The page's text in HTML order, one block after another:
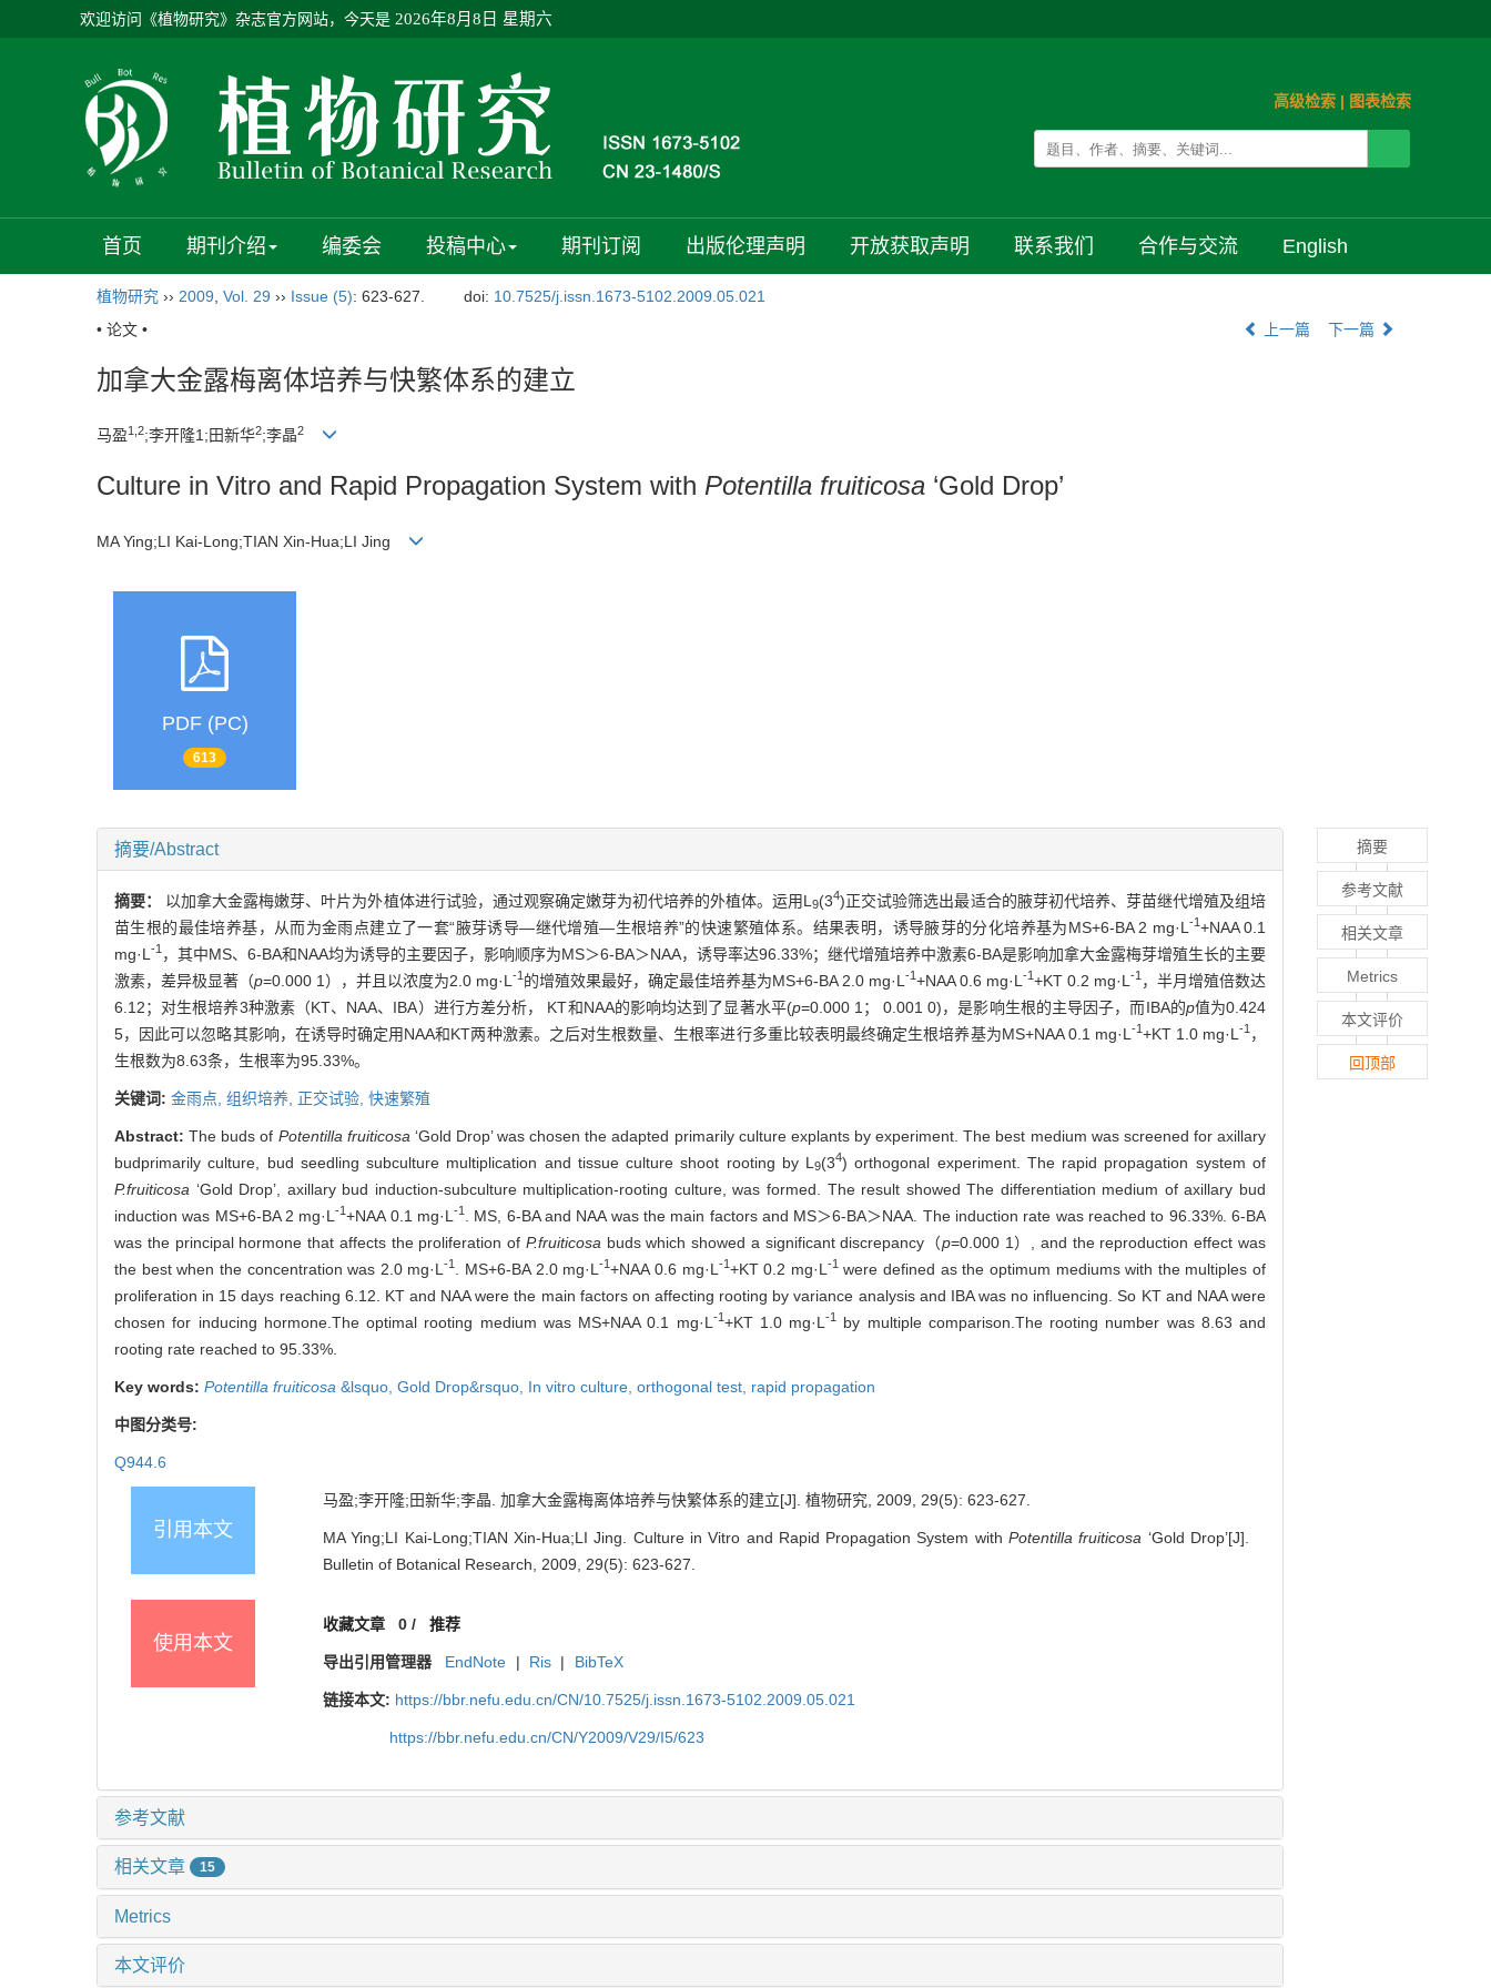
欢迎访问《植物研究》杂志官方网站，今天是 2026年8月8日 星期六
高级检索 | 图表检索
首页 期刊介绍 编委会 投稿中心 期刊订阅 出版伦理声明 开放获取声明 联系我们 合作与交流 English
植物研究 ›› 2009 Vol. 29 ›› Issue (5): 623-627. doi: 10.7525/j.issn.1673-5102.2009.05.021
• 论文 •
上一篇 下一篇
加拿大金露梅离体培养与快繁体系的建立
马盈1,2;李开隆1;田新华2;李晶2
Culture in Vitro and Rapid Propagation System with Potentilla fruiticosa ‘Gold Drop’
MA Ying;LI Kai-Long;TIAN Xin-Hua;LI Jing
PDF (PC)
613
摘要/Abstract
摘要： 以加拿大金露梅嫩芽、叶片为外植体进行试验，通过观察确定嫩芽为初代培养的外植体。运用L9(34)正交试验筛选出最适合的腋芽初代培养、芽苗继代增殖及组培
苗生根的最佳培养基，从而为金雨点建立了一套“腋芽诱导—继代增殖—生根培养”的快速繁殖体系。结果表明，诱导腋芽的分化培养基为MS+6-BA 2 mg·L -1 +NAA 0.1
mg·L -1 ，其中MS、6-BA和NAA均为诱导的主要因子，影响顺序为MS＞6-BA＞NAA，诱导率达96.33%；继代增殖培养中激素6-BA是影响加拿大金露梅芽增殖生长的主要
激素，差异极显著（p=0.000 1），并且以浓度为2.0 mg·L -1 的增殖效果最好，确定最佳培养基为MS+6-BA 2.0 mg·L -1 +NAA 0.6 mg·L -1 +KT 0.2 mg·L -1 ，半月增殖倍数达
6.12；对生根培养3种激素（KT、NAA、IBA）进行方差分析， KT和NAA的影响均达到了显著水平(p=0.000 1； 0.001 0)，是影响生根的主导因子，而IBA的p值为0.424
5，因此可以忽略其影响，在诱导时确定用NAA和KT两种激素。之后对生根数量、生根率进行多重比较表明最终确定生根培养基为MS+NAA 0.1 mg·L -1 +KT 1.0 mg·L -1 ，
生根数为8.63条，生根率为95.33%。
关键词: 金雨点, 组织培养, 正交试验, 快速繁殖
Abstract:The buds of Potentilla fruiticosa ‘Gold Drop’ was chosen the adapted primarily culture explants by experiment. The best medium was screened for axillary
budprimarily culture, bud seedling subculture multiplication and tissue culture shoot rooting by L9(34) orthogonal experiment. The rapid propagation system of
P.fruiticosa ‘Gold Drop’, axillary bud induction-subculture multiplication-rooting culture, was formed. The result showed The differentiation medium of axillary bud
induction was MS+6-BA 2 mg·L-1 +NAA 0.1 mg·L-1
. MS, 6-BA and NAA was the main factors and MS＞6-BA＞NAA. The induction rate was reached to 96.33%. 6-BA
was the principal hormone that affects the proliferation of P.fruiticosa buds which showed a significant discrepancy（p=0.000 1）, and the reproduction effect was
the best when the concentration was 2.0 mg·L-1 . MS+6-BA 2.0 mg·L-1 +NAA 0.6 mg·L -1 +KT 0.2 mg·L -1 were defined as the optimum mediums with the multiples of
proliferation in 15 days reaching 6.12. KT and NAA were the main factors on affecting rooting by variance analysis and IBA was no influencing. So KT and NAA were
chosen for inducing hormone.The optimal rooting medium was MS+NAA 0.1 mg·L -1 +KT 1.0 mg·L -1
by multiple comparison.The rooting number was 8.63 and
rooting rate reached to 95.33%.
Key words: Potentilla fruiticosa &lsquo, Gold Drop&rsquo, In vitro culture, orthogonal test, rapid propagation
中图分类号:
Q944.6
引用本文
马盈;李开隆;田新华;李晶. 加拿大金露梅离体培养与快繁体系的建立[J]. 植物研究, 2009, 29(5): 623-627.
MA Ying;LI Kai-Long;TIAN Xin-Hua;LI Jing. Culture in Vitro and Rapid Propagation System withPotentilla fruiticosa ‘Gold Drop’[J].
Bulletin of Botanical Research, 2009, 29(5): 623-627.
使用本文
收藏文章 0 /推荐
导出引用管理器 EndNote | Ris | BibTeX
链接本文: https://bbr.nefu.edu.cn/CN/10.7525/j.issn.1673-5102.2009.05.021
https://bbr.nefu.edu.cn/CN/Y2009/V29/I5/623
参考文献
相关文章 15
Metrics
本文评价
摘要
参考文献
相关文章
Metrics
本文评价
回顶部